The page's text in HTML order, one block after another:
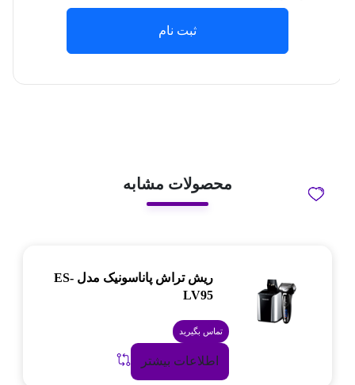
ثبت نام
محصولات مشابه
ریش تراش پاناسونیک مدل ES-
LV95
تماس بگیرید
اطلاعات بیشتر